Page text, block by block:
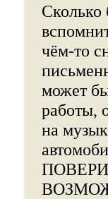
чём-то
может
работы,
на